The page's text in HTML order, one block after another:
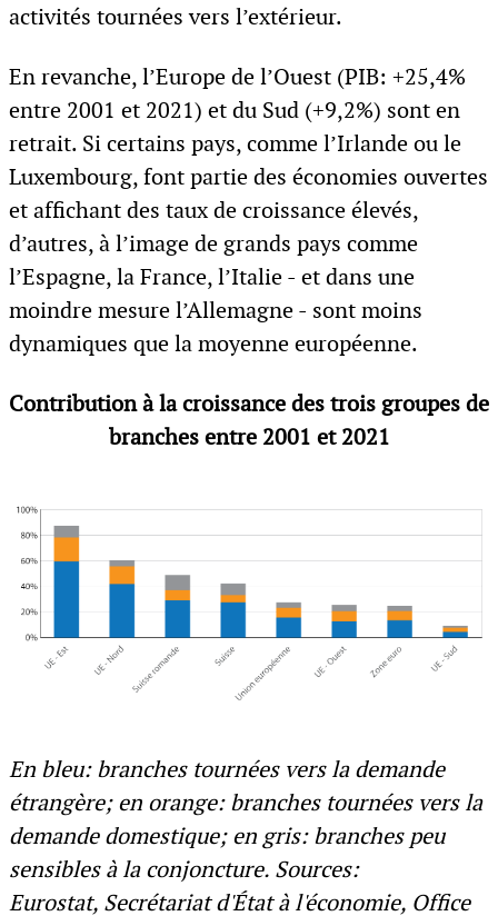
activités tournées vers l’extérieur.
En revanche, l’Europe de l’Ouest (PIB: +25,4%
entre 2001 et 2021) et du Sud (+9,2%) sont en
retrait. Si certains pays, comme l’Irlande ou le
Luxembourg, font partie des économies ouvertes
et affichant des taux de croissance élevés,
d’autres, à l’image de grands pays comme
l’Espagne, la France, l’Italie - et dans une
moindre mesure l’Allemagne - sont moins
dynamiques que la moyenne européenne.
Contribution à la croissance des trois groupes de
branches entre 2001 et 2021
En bleu: branches tournées vers la demande
étrangère; en orange: branches tournées vers la
demande domestique; en gris: branches peu
sensibles à la conjoncture. Sources:
Eurostat, Secrétariat d'État à l'économie, Office